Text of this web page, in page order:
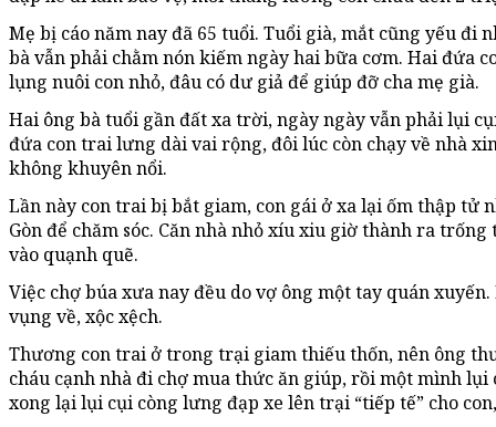
Mẹ bị cáo năm nay đã 65 tuổi. Tuổi già, mắt cũng yếu
bà vẫn phải chằm nón kiếm ngày hai bữa cơm. Hai đứa
lụng nuôi con nhỏ, đâu có dư giả để giúp đỡ cha mẹ già.
Hai ông bà tuổi gần đất xa trời, ngày ngày vẫn phải lụi
đứa con trai lưng dài vai rộng, đôi lúc còn chạy về nhà
không khuyên nổi.
Lần này con trai bị bắt giam, con gái ở xa lại ốm thập tử
Gòn để chăm sóc. Căn nhà nhỏ xíu xiu giờ thành ra
vào quạnh quẽ.
Việc chợ búa xưa nay đều do vợ ông một tay quán
vụng về, xộc xệch.
Thương con trai ở trong trại giam thiếu thốn, nên ông
cháu cạnh nhà đi chợ mua thức ăn giúp, rồi một mình
xong lại lụi cụi còng lưng đạp xe lên trại “tiếp tế” cho